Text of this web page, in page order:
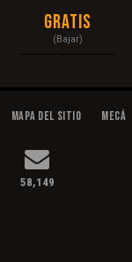
Gratis
(Bajar)
Mapa del Sitio
58,149